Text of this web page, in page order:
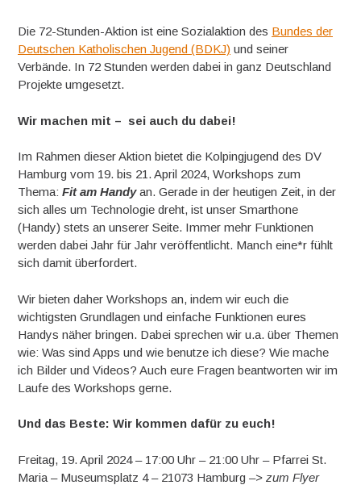
Die 72-Stunden-Aktion ist eine Sozialaktion des Bundes der
Deutschen Katholischen Jugend (BDKJ) und seiner
Verbände. In 72 Stunden werden dabei in ganz Deutschland
Projekte umgesetzt.
Wir machen mit – sei auch du dabei!
Im Rahmen dieser Aktion bietet die Kolpingjugend des DV
Hamburg vom 19. bis 21. April 2024, Workshops zum
Thema:Fit am Handyan. Gerade in der heutigen Zeit, in der
sich alles um Technologie dreht, ist unser Smarthone
(Handy) stets an unserer Seite. Immer mehr Funktionen
werden dabei Jahr für Jahr veröffentlicht. Manch eine*r fühlt
sich damit überfordert.
Wir bieten daher Workshops an, indem wir euch die
wichtigsten Grundlagen und einfache Funktionen eures
Handys näher bringen. Dabei sprechen wir u.a. über Themen
wie: Was sind Apps und wie benutze ich diese? Wie mache
ich Bilder und Videos? Auch eure Fragen beantworten wir im
Laufe des Workshops gerne.
Und das Beste: Wir kommen dafür zu euch!
Freitag, 19. April 2024 – 17:00 Uhr – 21:00 Uhr – Pfarrei St.
Maria – Museumsplatz 4 – 21073 Hamburg–> zum Flyer